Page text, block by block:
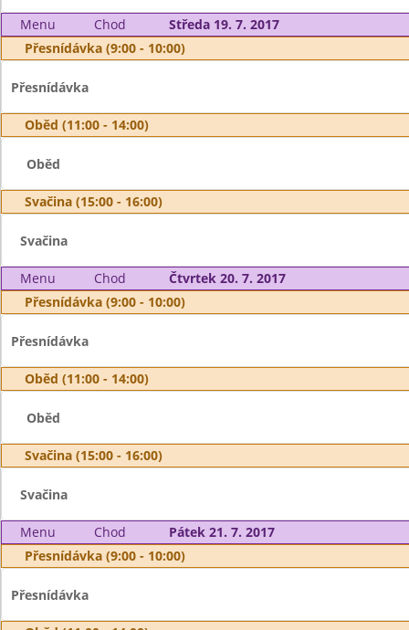
Menu Chod
Středa 19. 7. 2017
Přesnídávka (9:00 - 10:00)
Přesnídávka
Oběd (11:00 - 14:00)
Oběd
Svačina (15:00 - 16:00)
Svačina
Menu Chod
Čtvrtek 20. 7. 2017
Přesnídávka (9:00 - 10:00)
Přesnídávka
Oběd (11:00 - 14:00)
Oběd
Svačina (15:00 - 16:00)
Svačina
Menu Chod
Pátek 21. 7. 2017
Přesnídávka (9:00 - 10:00)
Přesnídávka